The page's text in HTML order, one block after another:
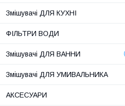
Змішувачі ДЛЯ КУХНІ
ФІЛЬТРИ ВОДИ
Змішувачі ДЛЯ ВАННИ
Змішувачі ДЛЯ УМИВАЛЬНИКА
АКСЕСУАРИ